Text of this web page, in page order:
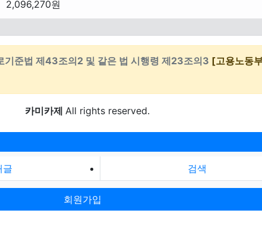
2,096,270원
기준법 제43조의2 및 같은 법 시행령 제23조의3 [고용노동
카미카제 All rights reserved.
글 검색
회원가입